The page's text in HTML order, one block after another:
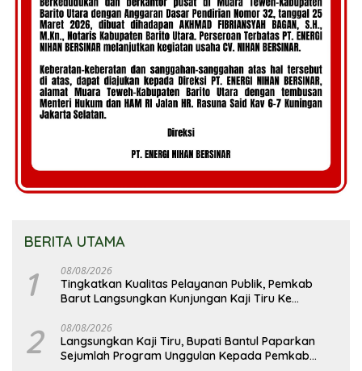
BERITA UTAMA
1 08/08/2026
Tingkatkan Kualitas Pelayanan Publik, Pemkab
Barut Langsungkan Kunjungan Kaji Tiru Ke
2 08/08/2026
Langsungkan Kaji Tiru, Bupati Bantul Paparkan
Sejumlah Program Unggulan Kepada Pemkab